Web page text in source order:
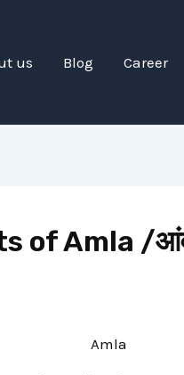
us Blog Career
of Amla /